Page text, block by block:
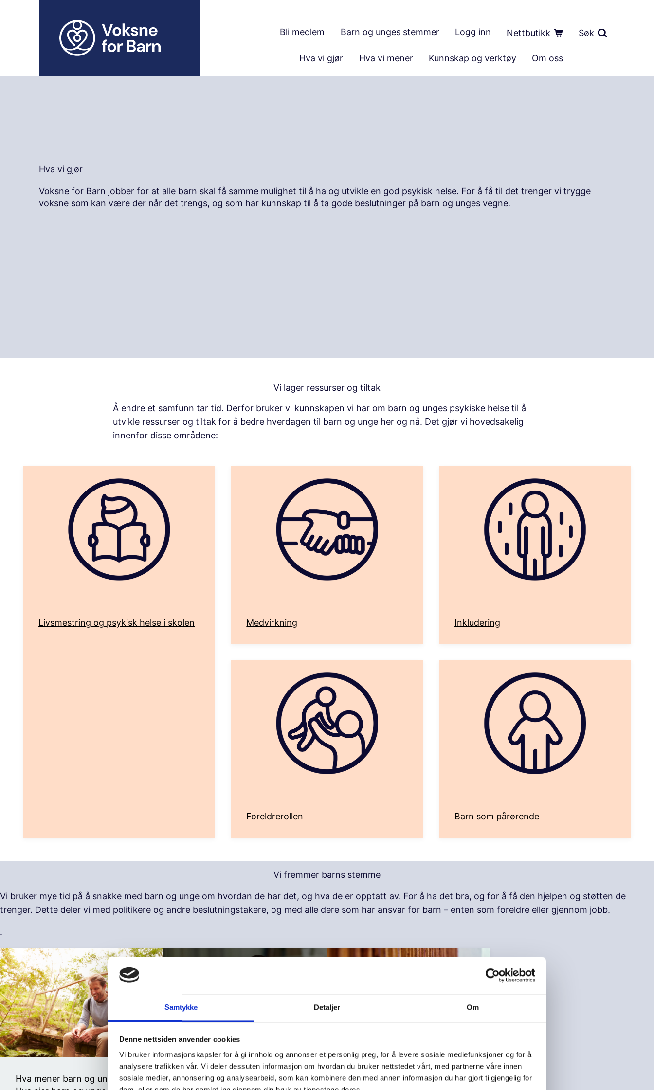
Samtykke Detaljer Om
Denne nettsiden anvender cookies
Vi bruker informasjonskapsler for å gi innhold og annonser et personlig preg, for å levere sosiale mediefunksjoner og for å
analysere trafikken vår. Vi deler dessuten informasjon om hvordan du bruker nettstedet vårt, med partnerne våre innen
sosiale medier, annonsering og analysearbeid, som kan kombinere den med annen informasjon du har gjort tilgjengelig for
l
Bli medlem Barn og unges stemmer Logg inn Nettbutikk Søk
Hva vi gjør Hva vi mener Kunnskap og verktøy Om oss
Hva vi gjør
Voksne for Barn jobber for at alle barn skal få samme mulighet til å ha og utvikle en god psykisk helse. For å få til det trenger vi trygge
voksne som kan være der når det trengs, og som har kunnskap til å ta gode beslutninger på barn og unges vegne.
Vi lager ressurser og tiltak
Å endre et samfunn tar tid. Derfor bruker vi kunnskapen vi har om barn og unges psykiske helse til å
utvikle ressurser og tiltak for å bedre hverdagen til barn og unge her og nå. Det gjør vi hovedsakelig
innenfor disse områdene:
Livsmestring og psykisk helse i skolen Medvirkning Inkludering
Foreldrerollen Barn som pårørende
Vi fremmer barns stemme
Vi bruker mye tid på å snakke med barn og unge om hvordan de har det, og hva de er opptatt av. For å ha det bra, og for å få den hjelpen og støtten de
trenger. Dette deler vi med politikere og andre beslutningstakere, og med alle dere som har ansvar for barn – enten som foreldre eller gjennom jobb.
.
Hva mener barn og unge
Nyheter
Hva mener barn og unge